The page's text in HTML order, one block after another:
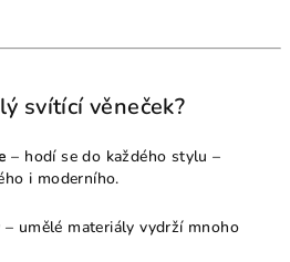
svítící věneček?
– hodí se do každého stylu –
i moderního.
– umělé materiály vydrží mnoho